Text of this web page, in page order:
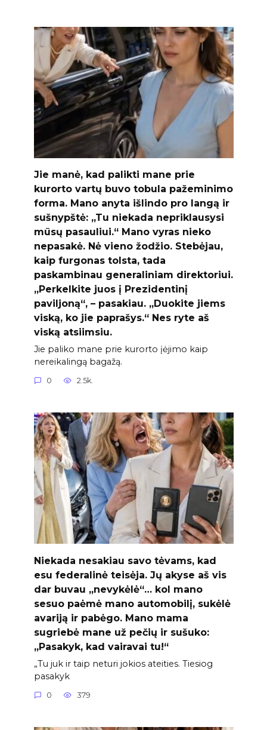
Jie manė, kad palikti mane prie
kurorto vartų buvo tobula pažeminimo
forma. Mano anyta išlindo pro langą ir
sušnypštė: „Tu niekada nepriklausysi
mūsų pasauliui.“ Mano vyras nieko
nepasakė. Nė vieno žodžio. Stebėjau,
kaip furgonas tolsta, tada
paskambinau generaliniam direktoriui.
„Perkelkite juos į Prezidentinį
paviljoną“, – pasakiau. „Duokite jiems
viską, ko jie paprašys.“ Nes ryte aš
viską atsiimsiu.
Jie paliko mane prie kurorto įėjimo kaip
nereikalingą bagažą.
0 2.5k.
Niekada nesakiau savo tėvams, kad
esu federalinė teisėja. Jų akyse aš vis
dar buvau „nevykėlė“… kol mano
sesuo paėmė mano automobilį, sukėlė
avariją ir pabėgo. Mano mama
sugriebė mane už pečių ir sušuko:
„Pasakyk, kad vairavai tu!“
„Tu juk ir taip neturi jokios ateities. Tiesiog
pasakyk
0 379